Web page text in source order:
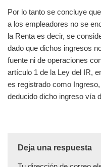
Por lo tanto se concluye
a los empleadores no se
la Renta es decir, se
dado que dichos ingresos
fuente ni de operaciones
artículo 1 de la Ley del IR,
es registrado como
deducido dicho ingreso vía
Deja una respuesta